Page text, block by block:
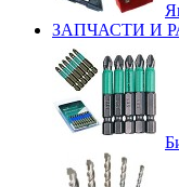
ЗАПЧАСТИ И